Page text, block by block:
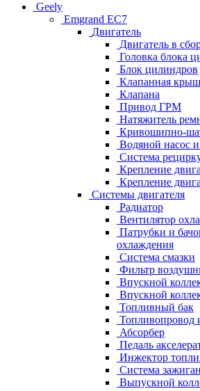
Geely
Emgrand EC7
Двигатель
Двигатель в
Головка блока
Блок цилиндров
Клапанная
Клапана
Привод ГРМ
Натяжитель
Кривошипно-
Водяной насос и
Система
Крепление
Крепление
Системы двигателя
Радиатор
Вентилятор
Патрубки и
охлаждения
Система смазки
Фильтр
Впускной
Впускной
Топливный бак
Топливопровод
Абсорбер
Педаль
Инжектор
Система
Выпускной